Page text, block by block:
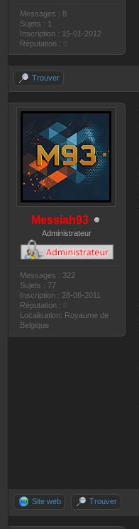
Messages : 8
Sujets : 1
Inscription : 15-01-2012
Réputation :
Trouver
Messiah93
Administrateur
Messages : 322
Sujets : 77
Inscription : 28-08-2011
Réputation :
Localisation: Royaume de
Belgique
Site web Trouver